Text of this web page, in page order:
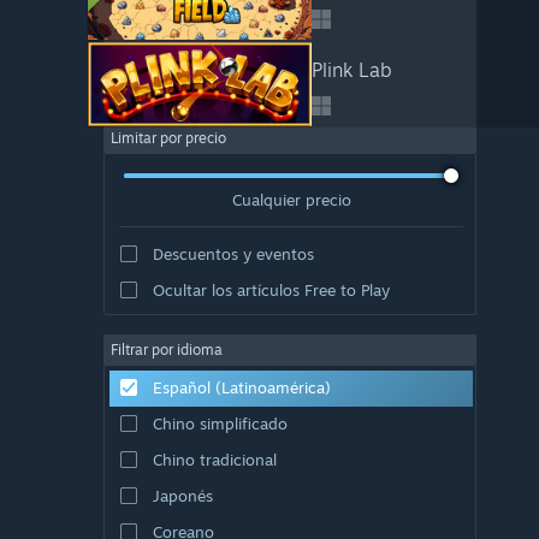
Plink Lab
Limitar por precio
Cualquier precio
Descuentos y eventos
Ocultar los artículos Free to Play
Filtrar por idioma
Español (Latinoamérica)
Chino simplificado
Chino tradicional
Japonés
Coreano